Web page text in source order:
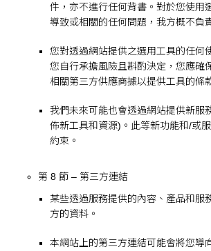
件，亦不進行任何背書。對於您使用
導致或相關的任何問題，我方概不負
您對透過網站提供之選用工具的任何
您自行承擔風險且斟酌決定，您應確
相關第三方供應商據以提供工具的條
我們未來可能也會透過網站提供新服
佈新工具和資源)。此等新功能和/或
約束。
第 8 節 – 第三方連結
某些透過服務提供的內容、產品和服
方的資料。
本網站上的第三方連結可能會將您導